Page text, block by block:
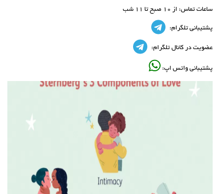
ساعات تماس: از 10 صبح تا 11 شب
پشتیبانی تلگرام:
عضویت در کانال تلگرام:
پشتیبانی واتس اپ: